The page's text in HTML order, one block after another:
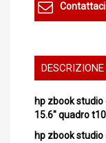
Contattaci
DESCRIZIONE
hp zbook
15.6" quadro
hp zbook